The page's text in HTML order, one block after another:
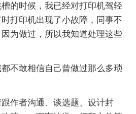
的时候，我已经对打印机驾轻
打印机出现了小故障，同事不
为做过，所以我知道处理这些
敢相信自己曾做过那么多琐
者沟通、谈选题、设计封